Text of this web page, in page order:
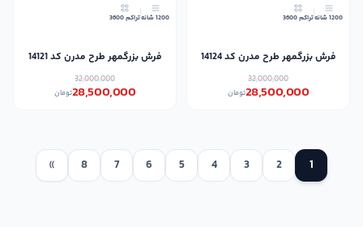
1200 شانه تراکم 3600
فرش بزرگمهر طرح مدرن کد 14124
32,000,000
28,500,000تومان
1200 شانه تراکم 3600
فرش بزرگمهر طرح مدرن کد 14121
32,000,000
28,500,000تومان
1
2
3
4
5
6
7
8
»